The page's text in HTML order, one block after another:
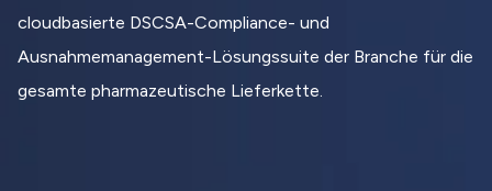
cloudbasierte DSCSA-Compliance- und
Ausnahmemanagement-Lösungssuite der Branche für die
gesamte pharmazeutische Lieferkette.